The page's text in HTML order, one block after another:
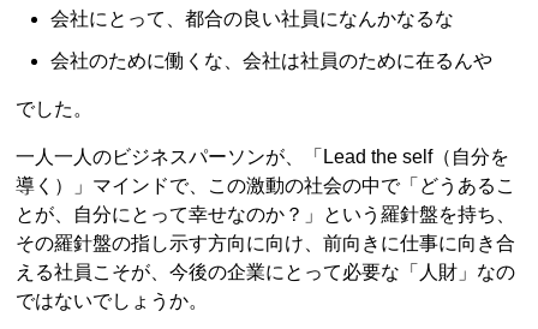
会社にとって、都合の良い社員になんかなるな
会社のために働くな、会社は社員のために在るんや
でした。
一人一人のビジネスパーソンが、「Lead the self（自分を
導く）」マインドで、この激動の社会の中で「どうあるこ
とが、自分にとって幸せなのか？」という羅針盤を持ち、
その羅針盤の指し示す方向に向け、前向きに仕事に向き合
える社員こそが、今後の企業にとって必要な「人財」なの
ではないでしょうか。